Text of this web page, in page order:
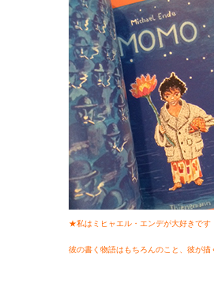
★私はミヒャエル・エンデが大好きです
彼の書く物語はもちろんのこと、 彼が描